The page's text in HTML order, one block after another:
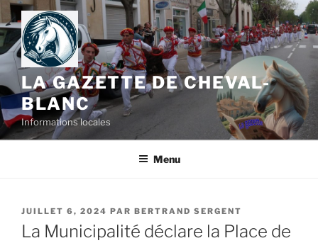
LA GAZETTE DE CHEVAL-
BLANC
Informations locales
Menu
JUILLET 6, 2024 PAR BERTRAND SERGENT
La Municipalité déclare la Place de